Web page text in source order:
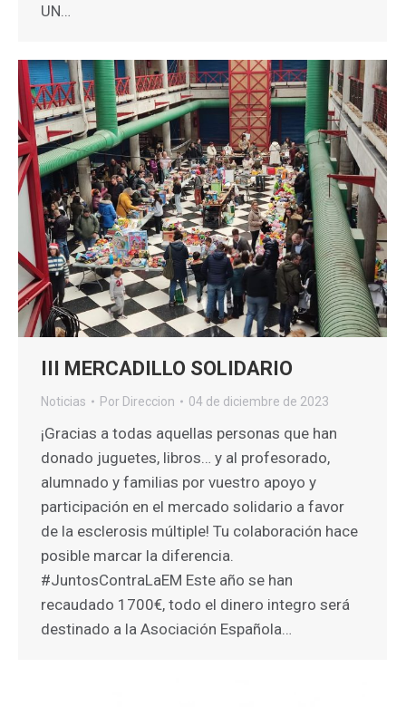
UN…
III MERCADILLO SOLIDARIO
Noticias Por Direccion 04 de diciembre de 2023
¡Gracias a todas aquellas personas que han
donado juguetes, libros… y al profesorado,
alumnado y familias por vuestro apoyo y
participación en el mercado solidario a favor
de la esclerosis múltiple! Tu colaboración hace
posible marcar la diferencia.
#JuntosContraLaEM Este año se han
recaudado 1700€, todo el dinero integro será
destinado a la Asociación Española…